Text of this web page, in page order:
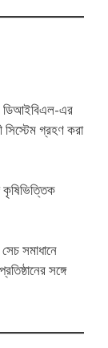
ডিআইবিএল-এর
সিস্টেম গ্রহণ করা
কৃষিভিত্তিক
সমাধানে
সঙ্গে